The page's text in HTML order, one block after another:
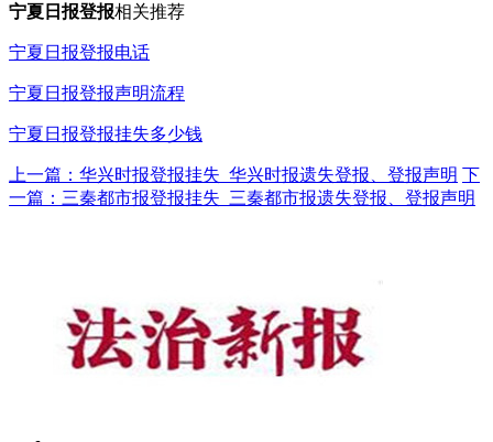
宁夏日报登报相关推荐
宁夏日报登报电话
宁夏日报登报声明流程
宁夏日报登报挂失多少钱
上一篇：华兴时报登报挂失_华兴时报遗失登报、登报声明 下
一篇：三秦都市报登报挂失_三秦都市报遗失登报、登报声明